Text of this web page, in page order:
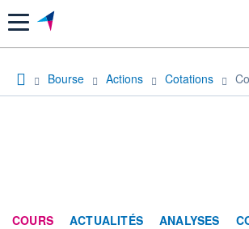
Menu
Bourse Actions Cotations
COURS ACTUALITÉS ANALYSES